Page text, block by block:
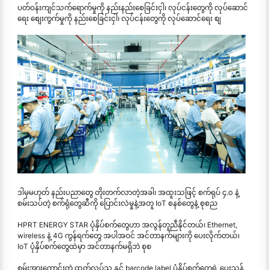
ပတ်ဝန်းကျင်သက်ရောက်မှုကို နည်းနည်းစေခြင်းငှါ၊ လုပ်ငန်းတွေကို လုပ်ဆောင်
ရေး စျေးကွက်မှုကို နည်းစေခြင်းငှါ၊ လုပ်ငန်းတွေကို လုပ်ဆောင်ရေး စျ
ဒါမှမဟုတ် နည်းပညာတွေ တိုးတက်လာတဲ့အခါ၊ အထူးသဖြင့် စက်ရုပ် ၄.၀ နဲ့
စမ်းသပ်တဲ့ စက်ရုံတွေဆီကို ပြောင်းလဲမှုနဲ့အတူ IoT စနစ်တွေနဲ့ စုစည
HPRT ENERGY STAR ပုံနှိပ်စက်တွေဟာ အလွန်တူညီနိုင်တယ်၊ Ethernet,
wireless နဲ့ 4G ကွန်ရက်တွေ အပါအဝင် အင်တာနက်များကို ပေးလိုက်တယ်၊
IoT ပုံနှိပ်စက်တွေထဲမှာ အင်တာနက်မရှိဘဲ စုစ
စွမ်းအားကောင်းတဲ့ ထုတ်လုပ်သူ နှင့် barcode label ပုံနှိပ်စက်တွေရဲ့ ပေးသန်